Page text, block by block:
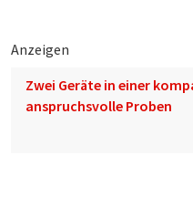
Anzeigen
Zwei Geräte in einer
anspruchsvolle Proben